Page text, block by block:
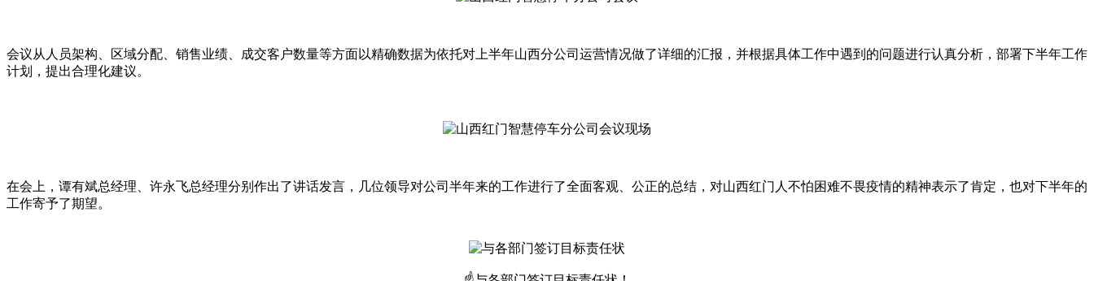
会议从人员架构、区域分配、销售业绩、成交客户数量等方面以精确数据为依托对上半年山西分公司运营情况做了详细的汇报，并根据具体工作中遇到的问题进行认真分析，部署下半年工作
计划，提出合理化建议。
在会上，谭有斌总经理、许永飞总经理分别作出了讲话发言，几位领导对公司半年来的工作进行了全面客观、公正的总结，对山西红门人不怕困难不畏疫情的精神表示了肯定，也对下半年的
工作寄予了期望。